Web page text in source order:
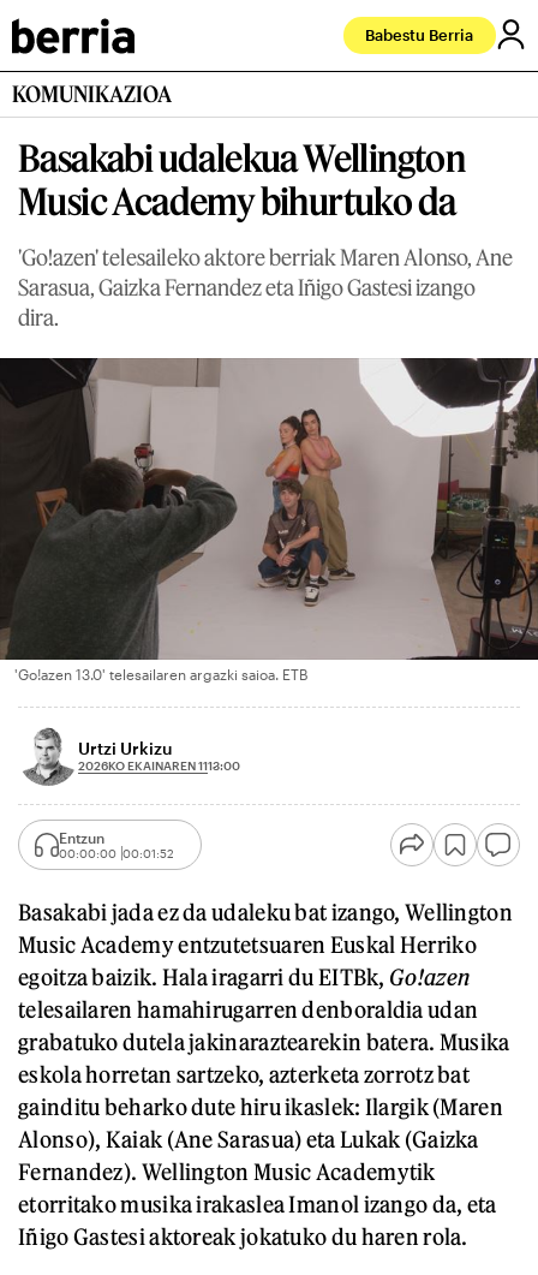
Babestu Berria
KOMUNIKAZIOA
Basakabi udalekua Wellington
Music Academy bihurtuko da
'Go!azen' telesaileko aktore berriak Maren Alonso, Ane
Sarasua, Gaizka Fernandez eta Iñigo Gastesi izango
dira.
'Go!azen 13.0' telesailaren argazki saioa. ETB
Urtzi Urkizu
2026KO EKAINAREN 1113:00
Entzun
00:00:00 00:01:52
Basakabi jada ez da udaleku bat izango, Wellington
Music Academy entzutetsuaren Euskal Herriko
egoitza baizik. Hala iragarri du EITBk, Go!azen
telesailaren hamahirugarren denboraldia udan
grabatuko dutela jakinaraztearekin batera. Musika
eskola horretan sartzeko, azterketa zorrotz bat
gainditu beharko dute hiru ikaslek: Ilargik (Maren
Alonso), Kaiak (Ane Sarasua) eta Lukak (Gaizka
Fernandez). Wellington Music Academytik
etorritako musika irakaslea Imanol izango da, eta
Iñigo Gastesi aktoreak jokatuko du haren rola.